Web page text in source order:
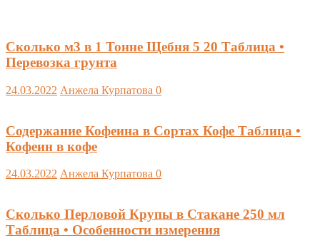
Сколько м3 в 1 Тонне Щебня 5 20 Таблица •
Перевозка грунта
24.03.2022 Анжела Курпатова 0
Содержание Кофеина в Сортах Кофе Таблица •
Кофеин в кофе
24.03.2022 Анжела Курпатова 0
Сколько Перловой Крупы в Стакане 250 мл
Таблица • Особенности измерения